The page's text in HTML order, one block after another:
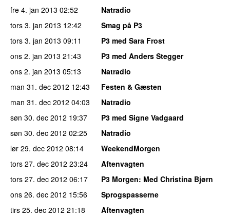
fre 4. jan 2013 02:52
Natradio
tors 3. jan 2013 12:42
Smag på P3
tors 3. jan 2013 09:11
P3 med Sara Frost
ons 2. jan 2013 21:43
P3 med Anders Stegger
ons 2. jan 2013 05:13
Natradio
man 31. dec 2012 12:43
Festen & Gæsten
man 31. dec 2012 04:03
Natradio
søn 30. dec 2012 19:37
P3 med Signe Vadgaard
søn 30. dec 2012 02:25
Natradio
lør 29. dec 2012 08:14
WeekendMorgen
tors 27. dec 2012 23:24
Aftenvagten
tors 27. dec 2012 06:17 P3 Morgen: Med Christina Bjørn
ons 26. dec 2012 15:56
Sprogspasserne
tirs 25. dec 2012 21:18
Aftenvagten